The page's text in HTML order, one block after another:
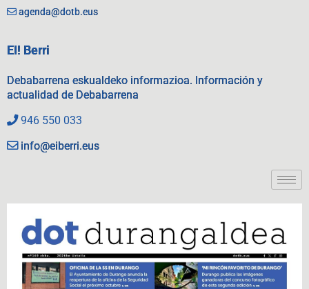
agenda@dotb.eus
EI! Berri
Debabarrena eskualdeko informazioa. Información y
actualidad de Debabarrena
946 550 033
info@eiberri.eus